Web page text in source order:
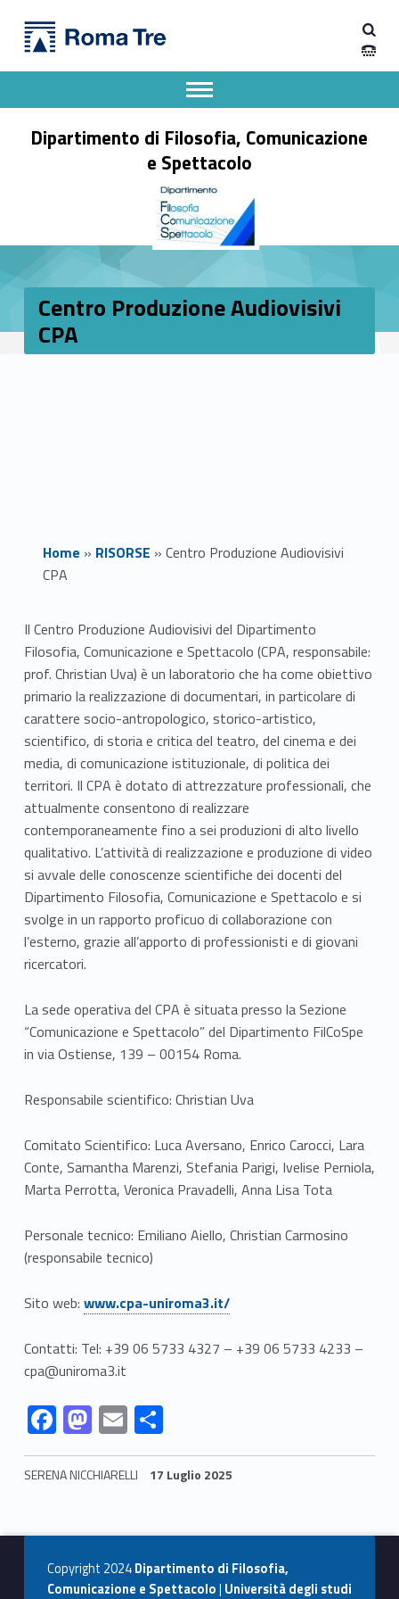
Centro Produzione Audiovisivi CPA - Dipartimento di Filosofia, Comunicazione e Spettacolo
Dipartimento di Filosofia, Comunicazione
e Spettacolo
Apri il menu secondario
Header info sidebar
Centro Produzione Audiovisivi
CPA
Home » RISORSE » Centro Produzione Audiovisivi
CPA
C
e
n
t
r
o
P
r
o
d
u
z
i
o
n
e
A
u
d
i
o
v
i
s
i
v
Il Centro Produzione Audiovisivi del Dipartimento
Filosofia, Comunicazione e Spettacolo (CPA, responsabile:
prof. Christian Uva) è un laboratorio che ha come obiettivo
primario la realizzazione di documentari, in particolare di
carattere socio-antropologico, storico-artistico,
scientifico, di storia e critica del teatro, del cinema e dei
media, di comunicazione istituzionale, di politica dei
territori. Il CPA è dotato di attrezzature professionali, che
attualmente consentono di realizzare
contemporaneamente fino a sei produzioni di alto livello
qualitativo. L’attività di realizzazione e produzione di video
si avvale delle conoscenze scientifiche dei docenti del
Dipartimento Filosofia, Comunicazione e Spettacolo e si
svolge in un rapporto proficuo di collaborazione con
l’esterno, grazie all’apporto di professionisti e di giovani
ricercatori.
La sede operativa del CPA è situata presso la Sezione
“Comunicazione e Spettacolo” del Dipartimento FilCoSpe
in via Ostiense, 139 – 00154 Roma.
Responsabile scientifico: Christian Uva
Comitato Scientifico: Luca Aversano, Enrico Carocci, Lara
Conte, Samantha Marenzi, Stefania Parigi, Ivelise Perniola,
Marta Perrotta, Veronica Pravadelli, Anna Lisa Tota
Personale tecnico: Emiliano Aiello, Christian Carmosino
(responsabile tecnico)
Sito web: www.cpa-uniroma3.it/
Contatti: Tel: +39 06 5733 4327 – +39 06 5733 4233 –
cpa@uniroma3.it
Link identifier #identifier__35238-2
F
ac
e
o
o
Link identifier #identifier__43452-3 M
as
to
o
n
Link identifier #identifier__26869-4 E
m
ai
Link identifier #identifier__32527-5 C
o
n
vi
di
SERENA NICCHIARELLI 17 Luglio 2025
Copyright 2024Dipartimento di Filosofia,
Comunicazione e Spettacolo| Università degli studi